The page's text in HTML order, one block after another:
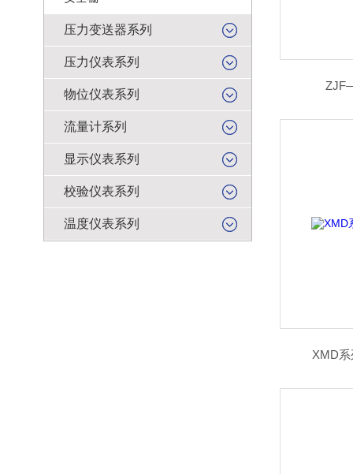
压力变送器系列
压力仪表系列
物位仪表系列
流量计系列
显示仪表系列
校验仪表系列
温度仪表系列
XMD